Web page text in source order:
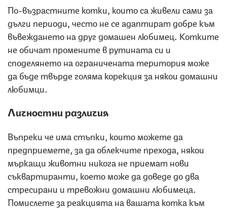
По-възрастните котки, които са живели сами за
дълги периоди, често не се адаптират добре към
въвеждането на друг домашен любимец. Котките
не обичат промените в рутината си и
споделянето на ограничената територия може
да бъде твърде голяма корекция за някои домашни
любимци.
Личностни различия
Въпреки че има стъпки, които можете да
предприемете, за да облекчите прехода, някои
мъркащи животни никога не приемат нови
съквартиранти, което може да доведе до два
стресирани и тревожни домашни любимеца.
Помислете за реакцията на вашата котка към